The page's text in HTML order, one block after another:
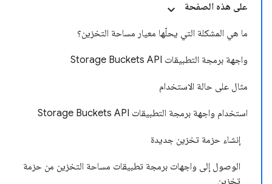
على هذه الصفحة
ما هي المشكلة التي يحلّها معيار مساحة التخزين؟
واجهة برمجة التطبيقات Storage Buckets API
مثال على حالة الاستخدام
استخدام واجهة برمجة التطبيقات Storage Buckets API
إنشاء حزمة تخزين جديدة
الوصول إلى واجهات برمجة تطبيقات مساحة التخزين من حزمة
تخزين